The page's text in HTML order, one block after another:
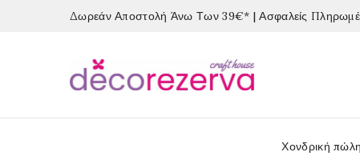
Δωρεάν Αποστολή Άνω Των 39€* | Ασφαλείς
Χονδρική